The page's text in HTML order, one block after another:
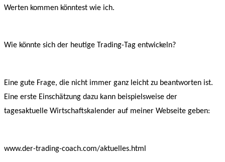
Werten kommen könntest wie ich.
Wie könnte sich der heutige Trading-Tag entwickeln?
Eine gute Frage, die nicht immer ganz leicht zu beantworten ist.
Eine erste Einschätzung dazu kann beispielsweise der
tagesaktuelle Wirtschaftskalender auf meiner Webseite geben:
www.der-trading-coach.com/aktuelles.html